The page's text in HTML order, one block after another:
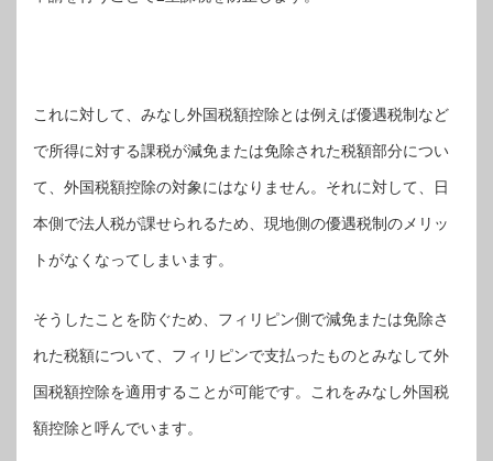
これに対して、みなし外国税額控除とは例えば優遇税制など
で所得に対する課税が減免または免除された税額部分につい
て、外国税額控除の対象にはなりません。それに対して、日
本側で法人税が課せられるため、現地側の優遇税制のメリッ
トがなくなってしまいます。
そうしたことを防ぐため、フィリピン側で減免または免除さ
れた税額について、フィリピンで支払ったものとみなして外
国税額控除を適用することが可能です。これをみなし外国税
額控除と呼んでいます。